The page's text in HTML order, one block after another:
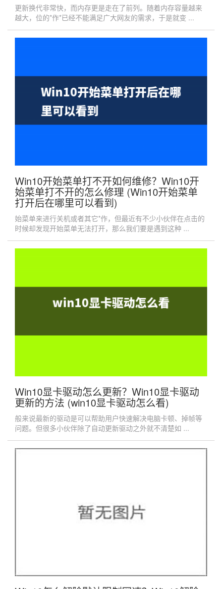
更新换代非常快，而内存更是走在了前列。随着内存容量越来
越大，位的*作*已经不能满足广大网友的需求，于是就变 ...
Win10开始菜单打不开如何维修？Win10开
始菜单打不开的怎么修理 (Win10开始菜单
打开后在哪里可以看到)
始菜单来进行关机或者其它*作，但最近有不少小伙伴在点击的
时候却发现开始菜单无法打开，那么我们要是遇到这种 ...
Win10显卡驱动怎么更新？Win10显卡驱动
更新的方法 (win10显卡驱动怎么看)
般来说最新的驱动是可以帮助用户快速解决电脑卡顿、掉帧等
问题。但很多小伙伴除了自动更新驱动之外就不清楚如 ...